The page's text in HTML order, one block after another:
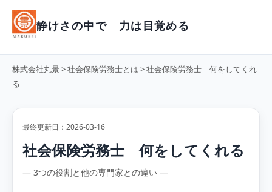
静けさの中で 力は目覚める
株式会社丸景>社会保険労務士とは > 社会保険労務士 何をしてくれ
る
最終更新日：2026-03-16
社会保険労務士 何をしてくれる
― 3つの役割と他の専門家との違い ―